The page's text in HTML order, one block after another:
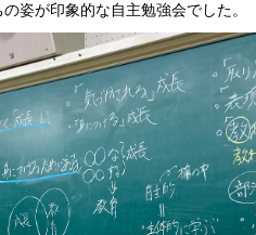
姿が印象的な自主勉強会でした。